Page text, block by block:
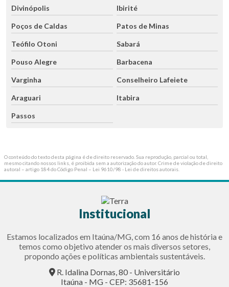
Divinópolis Ibirité
Poços de Caldas Patos de Minas
Teófilo Otoni Sabará
Pouso Alegre Barbacena
Varginha Conselheiro Lafeiete
Araguari Itabira
Passos
O conteúdo do texto desta página é de direito reservado. Sua reprodução, parcial ou total,
mesmo citando nossos links, é proibida sem a autorização do autor. Crime de violação de direito
autoral – artigo 184 do Código Penal – Lei 9610/98 - Lei de direitos autorais.
Institucional
Estamos localizados em Itaúna/MG, com 16 anos de história e
temos como objetivo atender os mais diversos setores,
propondo ações e políticas ambientais sustentáveis.
R. Idalina Dornas, 80 - Universitário
Itaúna - MG - CEP: 35681-156